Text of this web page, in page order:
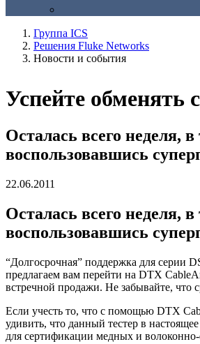
Группа ICS
Решения Fluke Networks
Новости и события
Успейте обменять
Осталась всего неделя,
воспользовавшись
22.06.2011
Осталась всего неделя,
воспользовавшись
“Долгосрочная” поддержка для серии
предлагаем вам перейти на DTX
встречной продажи. Не забывайте, что
Если учесть то, что с помощью DTX
удивить, что данный тестер в
для сертификации медных и